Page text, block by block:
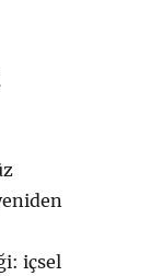
içsel